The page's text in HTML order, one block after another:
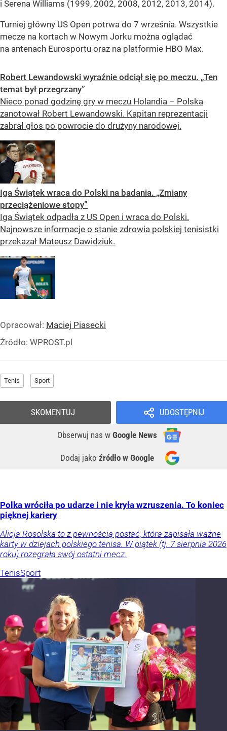
i Serena Williams (1999, 2002, 2008, 2012, 2013, 2014).
Turniej główny US Open potrwa do 7 września. Wszystkie
mecze na kortach w Nowym Jorku można oglądać
na antenach Eurosportu oraz na platformie HBO Max.
Robert Lewandowski wyraźnie odciął się po meczu. „Ten
temat był przegrzany”
Nieco ponad godzinę gry w meczu Holandia – Polska
zanotował Robert Lewandowski. Kapitan reprezentacji
zabrał głos po powrocie do drużyny narodowej.
Iga Świątek wraca do Polski na badania. „Zmiany
przeciążeniowe stopy”
Iga Świątek odpadła z US Open i wraca do Polski.
Najnowsze informacje o stanie zdrowia polskiej tenisistki
przekazał Mateusz Dawidziuk.
Opracował: Maciej Piasecki
Źródło: WPROST.pl
Tenis Sport
UDOSTĘPNIJ
Obserwuj nas w Google News
Dodaj jako źródło w Google
SKOMENTUJ
Polka wróciła po udarze i nie kryła wzruszenia. To koniec
pięknej kariery
Alicja Rosolska to z pewnością postać, która zapisała ważne
karty w dziejach polskiego tenisa. W piątek (tj. 7 sierpnia 2026
roku) rozegrała swój ostatni mecz.
TenisSport